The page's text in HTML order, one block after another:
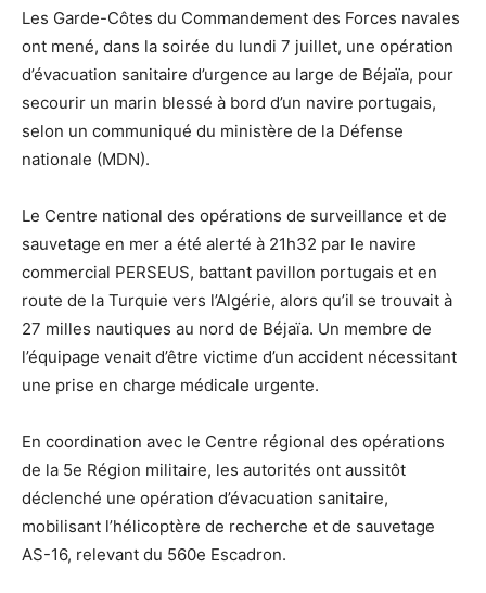
Les Garde-Côtes du Commandement des Forces navales
ont mené, dans la soirée du lundi 7 juillet, une opération
d’évacuation sanitaire d’urgence au large de Béjaïa, pour
secourir un marin blessé à bord d’un navire portugais,
selon un communiqué du ministère de la Défense
nationale (MDN).
Le Centre national des opérations de surveillance et de
sauvetage en mer a été alerté à 21h32 par le navire
commercial PERSEUS, battant pavillon portugais et en
route de la Turquie vers l’Algérie, alors qu’il se trouvait à
27 milles nautiques au nord de Béjaïa. Un membre de
l’équipage venait d’être victime d’un accident nécessitant
une prise en charge médicale urgente.
En coordination avec le Centre régional des opérations
de la 5e Région militaire, les autorités ont aussitôt
déclenché une opération d’évacuation sanitaire,
mobilisant l’hélicoptère de recherche et de sauvetage
AS-16, relevant du 560e Escadron.